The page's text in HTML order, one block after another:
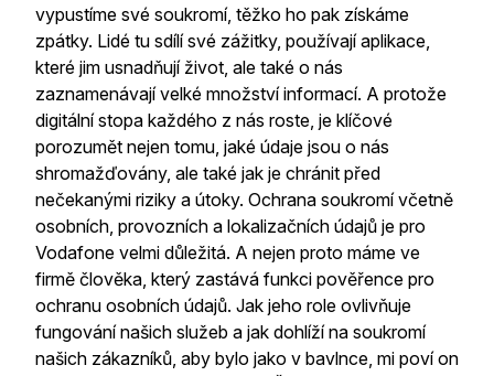
vypustíme své soukromí, těžko ho pak získáme
zpátky. Lidé tu sdílí své zážitky, používají aplikace,
které jim usnadňují život, ale také o nás
zaznamenávají velké množství informací. A protože
digitální stopa každého z nás roste, je klíčové
porozumět nejen tomu, jaké údaje jsou o nás
shromažďovány, ale také jak je chránit před
nečekanými riziky a útoky. Ochrana soukromí včetně
osobních, provozních a lokalizačních údajů je pro
Vodafone velmi důležitá. A nejen proto máme ve
firmě člověka, který zastává funkci pověřence pro
ochranu osobních údajů. Jak jeho role ovlivňuje
fungování našich služeb a jak dohlíží na soukromí
našich zákazníků, aby bylo jako v bavlnce, mi poví on